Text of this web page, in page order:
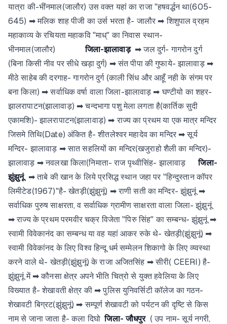
यात्रा की-भींनमाल(जालौर) उस वक्त यहां का राजा "हषवर्द्धन था(605-
645) ➡ मलिक शाह पीजी का उर्स भरता है- जालौर ➡ शिशुपाल व्रहम
महाकाव्य के रचियता महाकवि "माध्" का निवास स्थान-
भीनमाल(जालौर)
जिला-झालावाड़ ➡ जल दुर्ग- गागरोन दुर्ग
(बिना किसी नीव पर सीधे खड़ा दुर्ग) ➡ संत पीपा की गुफाये- झालावाड़ ➡
मीठे साहेब की दरगाह- गागरोन दुर्ग (काली सिंध और आहूँ नही के संगम पर
बना किला) ➡ सर्वाधिक वर्षा वाला जिला-झालावाड़ ➡ घण्टीयो का शहर-
झालरापाटन(झालावाड़) ➡ चन्दभागा पशु मेला लगता है(कार्तिक सुदी
एकामशि)- झालरापाटन(झालावाड़) ➡ राज्य का प्रथम या एक मात्र मन्दिर
जिसमे तिथि(Date) अंकित है- शीतलेश्वर महादेव का मन्दिर ➡ सूर्य
मन्दिर- झालावाड़ ➡ सात सहलियों का मन्दिर(खजुराहो शैली का मन्दिर)-
झालावाड़ ➡ नवलखा किला(निमाता- राज पृथ्वीसिंह- झालावाड़
जिला-
झुंझुनूं ➡ ताबे की खान के लिये प्रसिद्ध स्थान जहा पर "हिन्दुस्तान कॉपर
लिमीटेड(1967)"है- खेतड़ी(झुंझुनूं) ➡ राणी सती का मन्दिर- झुंझुनूं ➡
सर्वाधिक पुरुष साक्षरता, व सर्वाधिक ग्रामीण साक्षरता वाला जिला- झुंझुनूं
➡ राज्य के प्रथम परमवीर चक्र विजेता "पिरु सिंह" का सम्बन्ध- झुंझुनूं ➡
स्वामी विवेकानंद का सम्बन्ध या वह यहां आकर रुके थे- खेतड़ी(झुंझुनूं) ➡
स्वामी विवेकांनद के लिए विश्व हिन्दू धर्म सम्मेलन शिकागो के लिए व्य्वस्था
करने वाले थे- खेतड़ी(झुंझुनूं) के राजा अजितसिंह ➡ सीरी( CEERI) है-
झुंझुनूं में ➡ कौनसा क्षेत्र अपने भीति चित्रो से युक्त हवेलिया के लिए
विख्यात है- शेखावती क्षेत्र की ➡ पुलिस युनिवर्सिटी कॉलेज का गठन-
शेखावटी बिग्रट(झुंझुनूं) ➡ सम्पूर्ण शेखावटी को पर्यटन की दृष्टि से किस
नाम से जाना जाता है- कला दिघो जिला- जौधपुर ( उप नाम- सूर्य नगरी,